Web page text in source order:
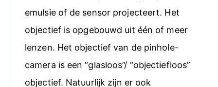
emulsie of de sensor projecteert. Het
objectief is opgebouwd uit één of meer
lenzen. Het objectief van de pinhole-
camera is een “glasloos”/ “objectiefloos”
objectief. Natuurlijk zijn er ook